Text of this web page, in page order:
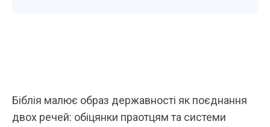
Біблія малює образ державності як поєднання
двох речей: обіцянки праотцям та системи